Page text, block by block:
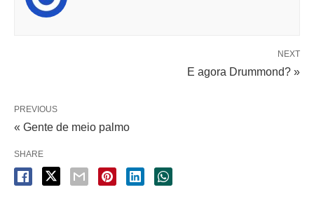
NEXT
E agora Drummond? »
PREVIOUS
« Gente de meio palmo
SHARE